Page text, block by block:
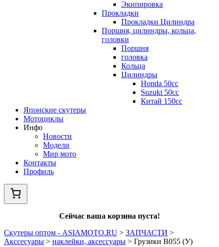
Экипировка
Прокладки
Прокладки Цилиндра
Поршня, цилиндры, кольца,
головки
Поршня
головка
Кольца
Цилиндры
Honda 50сс
Suzuki 50cc
Китай 150сс
Японские скутеры
Мотоциклы
Инфо
Новости
Модели
Мир мото
Контакты
Профиль
Сейчас ваша корзина пуста!
Скутеры оптом - ASIAMOTO.RU > ЗАПЧАСТИ >
Акссесуары > наклейки, аксессуары > Грузики В055 (У)